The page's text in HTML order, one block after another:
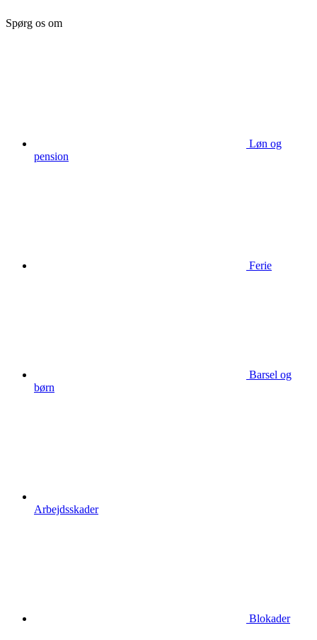
Spørg os om
Løn og
pension
Ferie
Barsel og
børn
Arbejdsskader
Blokader